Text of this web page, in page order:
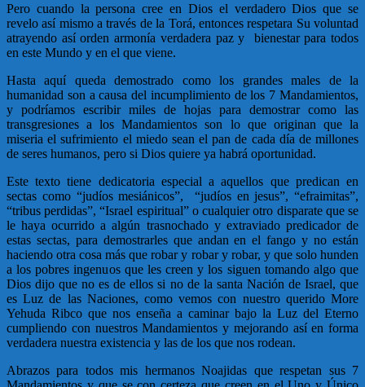
Pero cuando la persona cree en Dios el verdadero Dios que se
revelo así mismo a través de la Torá, entonces respetara Su voluntad
atrayendo así orden armonía verdadera paz y bienestar para todos
en este Mundo y en el que viene.
Hasta aquí queda demostrado como los grandes males de la
humanidad son a causa del incumplimiento de los 7 Mandamientos,
y podríamos escribir miles de hojas para demostrar como las
transgresiones a los Mandamientos son lo que originan que la
miseria el sufrimiento el miedo sean el pan de cada día de millones
de seres humanos, pero si Dios quiere ya habrá oportunidad.
Este texto tiene dedicatoria especial a aquellos que predican en
sectas como “judíos mesiánicos”, “judíos en jesus”, “efraimitas”,
“tribus perdidas”, “Israel espiritual” o cualquier otro disparate que se
le haya ocurrido a algún trasnochado y extraviado predicador de
estas sectas, para demostrarles que andan en el fango y no están
haciendo otra cosa más que robar y robar y robar, y que solo hunden
a los pobres ingenuos que les creen y los siguen tomando algo que
Dios dijo que no es de ellos si no de la santa Nación de Israel, que
es Luz de las Naciones, como vemos con nuestro querido More
Yehuda Ribco que nos enseña a caminar bajo la Luz del Eterno
cumpliendo con nuestros Mandamientos y mejorando así en forma
verdadera nuestra existencia y las de los que nos rodean.
Abrazos para todos mis hermanos Noajidas que respetan sus 7